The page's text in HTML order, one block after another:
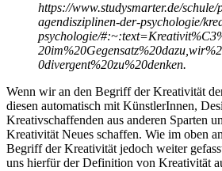
https://www.studysmarter.de/
agendisziplinen-der-psychologie/
psychologie/
0divergent%20zu%20denken.
Wenn wir an den Begriff der Kreativität
diesen automatisch mit KünstlerInnen,
Kreativschaffenden aus anderen Sparten
Kreativität Neues schaffen. Wie im oben
Begriff der Kreativität jedoch weiter
uns hierfür der Definition von Kreativität